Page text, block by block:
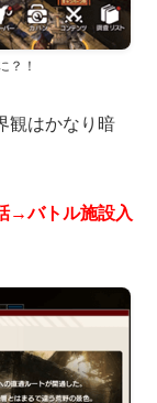
？！
観はかなり暗
→バトル施設入